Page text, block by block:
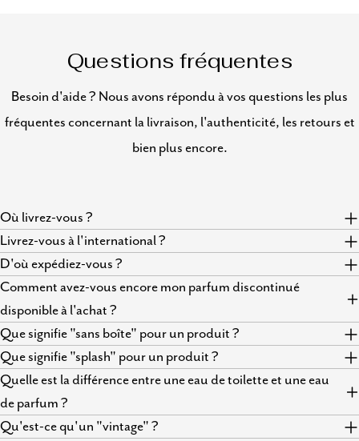
Questions fréquentes
Besoin d'aide ? Nous avons répondu à vos questions les plus
fréquentes concernant la livraison, l'authenticité, les retours et
bien plus encore.
Où livrez-vous ?
Livrez-vous à l'international ?
D'où expédiez-vous ?
Comment avez-vous encore mon parfum discontinué
disponible à l'achat ?
Que signifie "sans boîte" pour un produit ?
Que signifie "splash" pour un produit ?
Quelle est la différence entre une eau de toilette et une eau
de parfum ?
Qu'est-ce qu'un "vintage" ?